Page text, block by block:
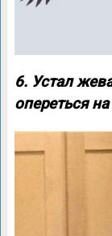
6. Устал
опереться